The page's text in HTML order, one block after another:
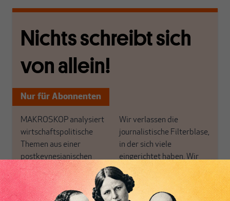
Nichts schreibt sich
von allein!
Nur für Abonnenten
MAKROSKOP analysiert
wirtschaftspolitische
Themen aus einer
postkeynesianischen
Perspektive und ist damit
in Deutschland einzigartig.
MAKROSKOP steht für
Wir verlassen die
journalistische Filterblase,
in der sich viele
eingerichtet haben. Wir
öffnen Fenster und
bringen frische Luft in die
engen und verstaubten